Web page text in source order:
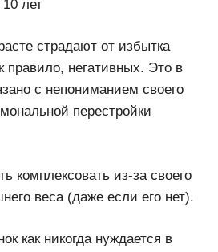
страдают от избытка
правило, негативных. Это в
с непониманием своего
перестройки
комплексовать из-за своего
веса (даже если его нет).
как никогда нуждается в